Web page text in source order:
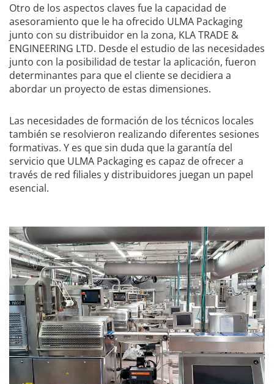
Otro de los aspectos claves fue la capacidad de
asesoramiento que le ha ofrecido ULMA Packaging
junto con su distribuidor en la zona, KLA TRADE &
ENGINEERING LTD. Desde el estudio de las necesidades
junto con la posibilidad de testar la aplicación, fueron
determinantes para que el cliente se decidiera a
abordar un proyecto de estas dimensiones.
Las necesidades de formación de los técnicos locales
también se resolvieron realizando diferentes sesiones
formativas. Y es que sin duda que la garantía del
servicio que ULMA Packaging es capaz de ofrecer a
través de red filiales y distribuidores juegan un papel
esencial.